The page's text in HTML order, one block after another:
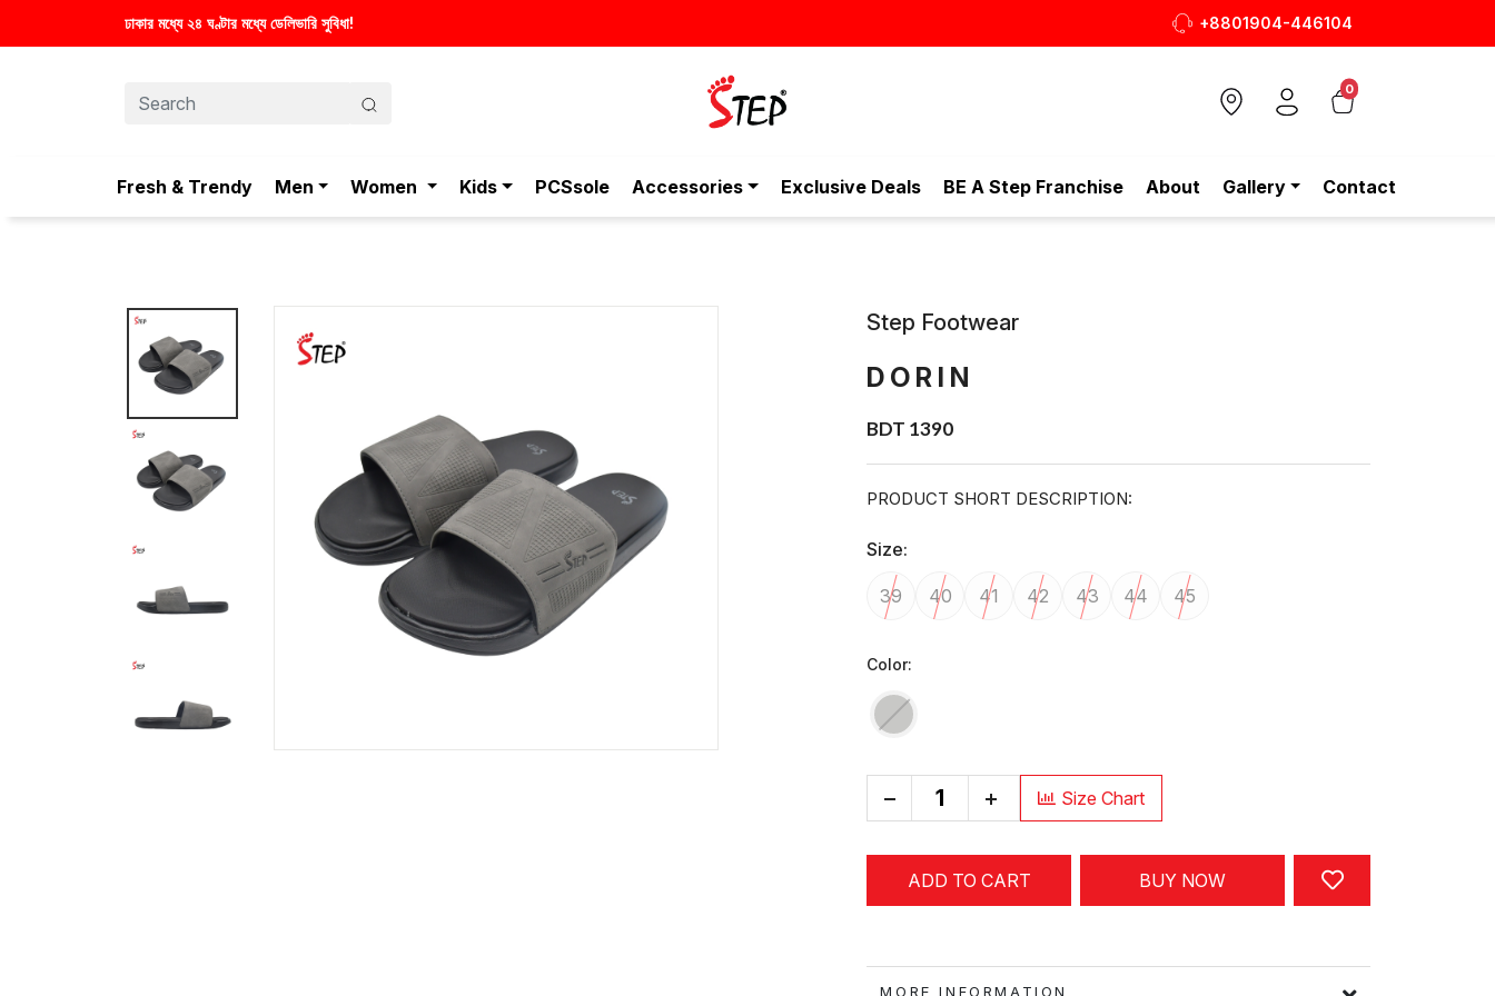
স্টাইলিশ ও আরামদায়ক জুতা, এখন আরও সাশ্রয়ীমূল্যে - শুধুই স্টেপ-এ!
+8801904-446104
0
Fresh & Trendy Men Women Kids PCSsole Accessories Exclusive Deals BE A Step Franchise About Gallery Contact
Step Footwear
DORIN
BDT 1390
PRODUCT SHORT DESCRIPTION:
Size:
39 40 41 42 43 44 45
Color:
+ Size Chart
ADD TO CART BUY NOW
MORE INFORMATION